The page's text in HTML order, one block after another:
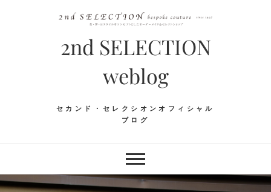
2nd SELECTION
weblog
セカンド・セレクシオンオフィシャル
ブログ